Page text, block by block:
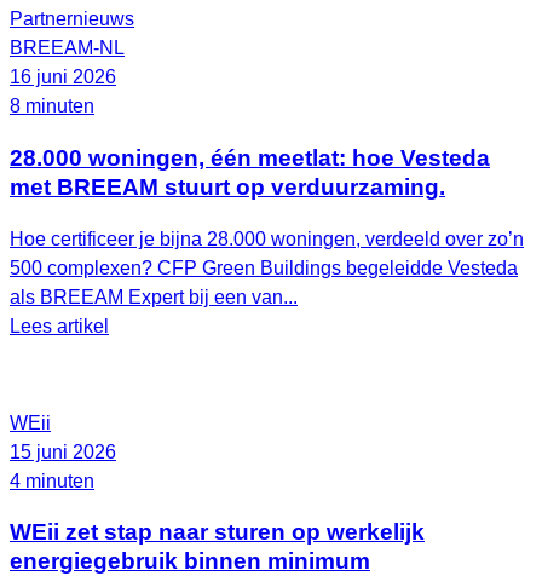
Partnernieuws
BREEAM-NL
16 juni 2026
8 minuten
28.000 woningen, één meetlat: hoe Vesteda
met BREEAM stuurt op verduurzaming.
Hoe certificeer je bijna 28.000 woningen, verdeeld over zo’n
500 complexen? CFP Green Buildings begeleidde Vesteda
als BREEAM Expert bij een van...
Lees artikel
WEii
15 juni 2026
4 minuten
WEii zet stap naar sturen op werkelijk
energiegebruik binnen minimum